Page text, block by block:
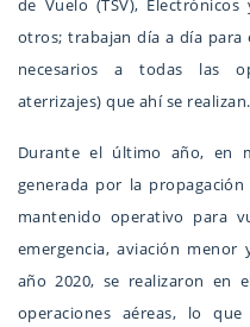
de Vuelo (TSV),
otros; trabajan día a día para
necesarios a todas las
aterrizajes) que ahí se realizan.
Durante el último año, en
generada por la
mantenido operativo para
emergencia, aviación menor
año 2020, se realizaron en
operaciones aéreas, lo